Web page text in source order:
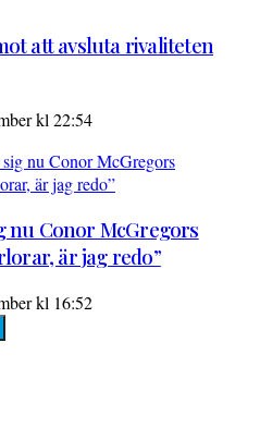
att avsluta rivaliteten
kl 22:54
nu Conor McGregors
är jag redo”
kl 16:52